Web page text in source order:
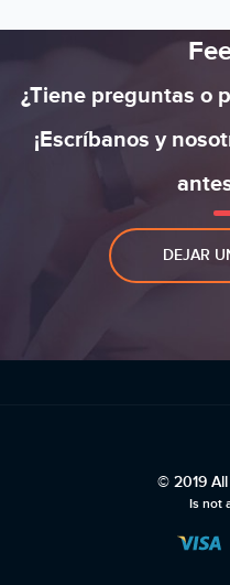
¿Tiene preguntas o
¡Escríbanos y
DEJAR
© 2019
Is not